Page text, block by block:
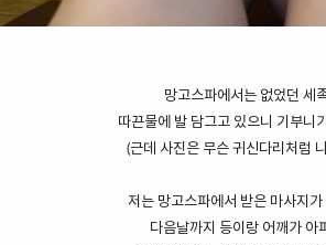
망고스파에서는 없었던 세
따끈물에 발 담그고 있으니 기부니
(근데 사진은 무슨 귀신다리처럼
저는 망고스파에서 받은 마사지가
다음날까지 등이랑 어깨가 아